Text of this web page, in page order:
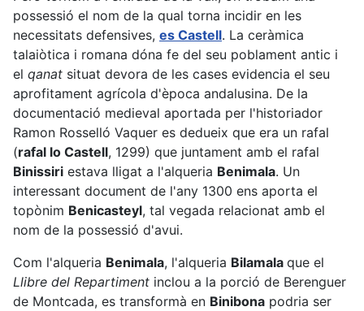
possessió el nom de la qual torna incidir en les
necessitats defensives, es Castell. La ceràmica
talaiòtica i romana dóna fe del seu poblament antic i
el qanat situat devora de les cases evidencia el seu
aprofitament agrícola d'època andalusina. De la
documentació medieval aportada per l'historiador
Ramon Rosselló Vaquer es dedueix que era un rafal
(rafal lo Castell, 1299) que juntament amb el rafal
Binissiri estava lligat a l'alqueria Benimala. Un
interessant document de l'any 1300 ens aporta el
topònim Benicasteyl, tal vegada relacionat amb el
nom de la possessió d'avui.
Com l'alqueria Benimala, l'alqueria Bilamala que el
Llibre del Repartiment inclou a la porció de Berenguer
de Montcada, es transformà en Binibona podria ser